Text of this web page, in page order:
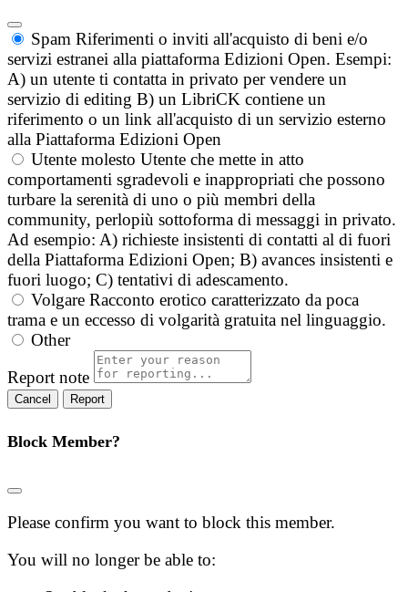
Spam Riferimenti o inviti all'acquisto di beni e/o
servizi estranei alla piattaforma Edizioni Open. Esempi:
A) un utente ti contatta in privato per vendere un
servizio di editing B) un LibriCK contiene un
riferimento o un link all'acquisto di un servizio esterno
alla Piattaforma Edizioni Open
Utente molesto Utente che mette in atto
comportamenti sgradevoli e inappropriati che possono
turbare la serenità di uno o più membri della
community, perlopiù sottoforma di messaggi in privato.
Ad esempio: A) richieste insistenti di contatti al di fuori
della Piattaforma Edizioni Open; B) avances insistenti e
fuori luogo; C) tentativi di adescamento.
Volgare Racconto erotico caratterizzato da poca
trama e un eccesso di volgarità gratuita nel linguaggio.
Other
Report note
Report
Block Member?
Please confirm you want to block this member.
You will no longer be able to: